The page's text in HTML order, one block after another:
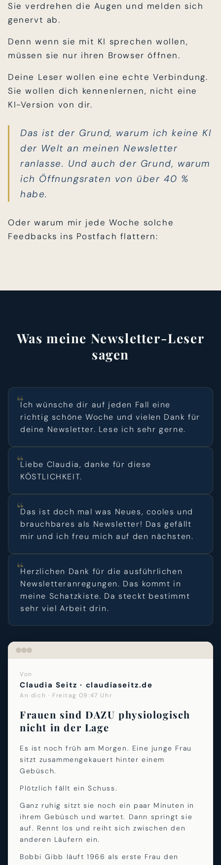
Sie verdrehen die Augen und melden sich
genervt ab.
Denn wenn sie mit KI sprechen wollen,
müssen sie nur ihren Browser öffnen.
Deine Leser wollen eine echte Verbindung.
Sie wollen dich kennenlernen, nicht eine
KI-Version von dir.
Das ist der Grund, warum ich keine KI
der Welt an meinen Newsletter
ranlasse. Und auch der Grund, warum
ich Öffnungsraten von über 40 %
habe.
Oder warum mir jede Woche solche
Feedbacks ins Postfach flattern:
Was meine Newsletter-Leser
sagen
Ich wünsche dir auf jeden Fall eine
richtig schöne Woche und vielen Dank für
deine Newsletter. Lese ich sehr gerne.
Liebe Claudia, danke für diese
KÖSTLICHKEIT.
Das ist doch mal was Neues, cooles und
brauchbares als Newsletter! Das gefällt
mir und ich freu mich auf den nächsten.
Herzlichen Dank für die ausführlichen
Newsletteranregungen. Das kommt in
meine Schatzkiste. Da steckt bestimmt
sehr viel Arbeit drin.
Von
Claudia Seitz · claudiaseitz.de
An dich · Freitag 09:47 Uhr
Frauen sind DAZU physiologisch
nicht in der Lage
Es ist noch früh am Morgen. Eine junge Frau
sitzt zusammengekauert hinter einem
Gebüsch.
Plötzlich fällt ein Schuss.
Ganz ruhig sitzt sie noch ein paar Minuten in
ihrem Gebüsch und wartet. Dann springt sie
auf. Rennt los und reiht sich zwischen den
anderen Läufern ein.
Bobbi Gibb läuft 1966 als erste Frau den